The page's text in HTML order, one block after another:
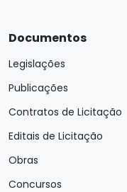
Documentos
Legislações
Publicações
Contratos de Licitação
Editais de Licitação
Obras
Concursos